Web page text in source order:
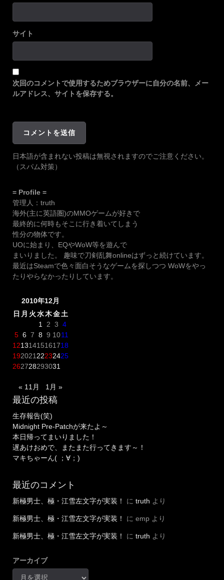
サイト
次回のコメントで使用するためブラウザーに自分の名前、メー
ルアドレス、サイトを保存する。
日本語が含まれない投稿は無視されますのでご注意ください。
（スパム対策）
= Profile =
管理人：truth
海外(主に英語圏)のMMOゲームが好きで
最終的に何時もそこに行き着いてしまう
性分の物体です。
UOに始まり、EQやWoW等を遊んで
まいりました。 趣味で刀剣乱舞onlineはずっと続けています。
最近はSteamで色々面白そうなゲームを探しつつ WoWをやっ
たりやらなかったりしています。
2010年12月
日 月 火水木金土
1 2 3 4
5 6 7 8 9 1011
12131415161718
19202122232425
262728293031
« 11月 1月 »
最近の投稿
生存報告(笑)
Midnight Pre-Patchが来たよ～
本日帰ってまいりました！
遅あけおめで、またまた行ってきます～！
マキちゃーん( ；∀；)
最近のコメント
新極男士、極・江雪左文字が実装！ に truth より
新極男士、極・江雪左文字が実装！ に emp より
新極男士、極・江雪左文字が実装！ に truth より
アーカイブ